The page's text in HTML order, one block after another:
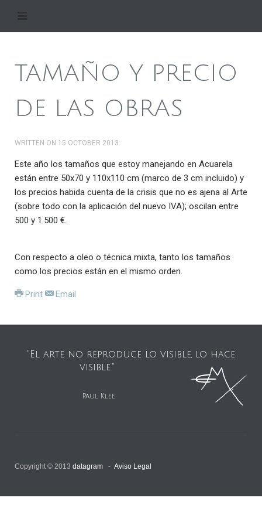
TAMAÑO Y PRECIO
DE LAS OBRAS
WRITTEN ON 15 OCTOBER 2013.
Este año los tamaños que estoy manejando en Acuarela
están entre 50x70 y 110x110 cm (marco de 3 cm incluido) y
los precios habida cuenta de la crisis que no es ajena al Arte
(sobre todo con la aplicación del nuevo IVA); oscilan entre
500 y 1.500 €.
Con respecto a oleo o técnica mixta, tanto los tamaños
como los precios están en el mismo orden.
Print Email
"El arte no reproduce lo visible, lo hace
visible."
Paul Klee
Copyright © 2013 datagram - Aviso Legal